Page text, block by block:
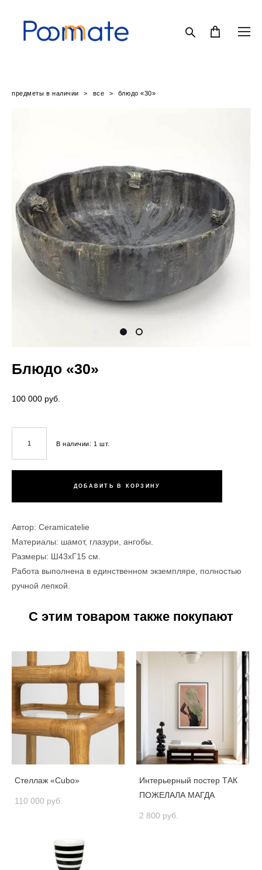
предметы в наличии > все > блюдо «30»
Блюдо «30»
100 000 pуб.
В наличии: 1 шт.
ДОБАВИТЬ В КОРЗИНУ
Автор: Сeramicatelie
Материалы: шамот, глазури, ангобы.
Размеры: Ш43хГ15 см.
Работа выполнена в единственном экземпляре, полностью
ручной лепкой.
С этим товаром также покупают
Стеллаж «Cubo»
110 000 pуб.
Интерьерный постер ТАК
ПОЖЕЛАЛА МАГДА
2 800 pуб.